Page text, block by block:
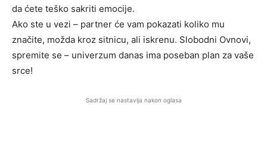
da ćete teško sakriti emocije.
Ako ste u vezi – partner će vam pokazati koliko mu
značite, možda kroz sitnicu, ali iskrenu. Slobodni Ovnovi,
spremite se – univerzum danas ima poseban plan za vaše
srce!
Sadržaj se nastavlja nakon oglasa